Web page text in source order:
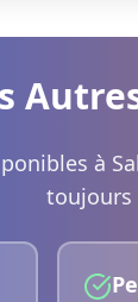
à
toujours